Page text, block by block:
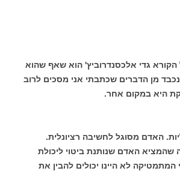
הקורא גדי אלכסנדרוביץ' הוא שאף שהוא
מן הדברים שכתבתי אני מסכים לרוב
היא במקום אחר.
האדם מסוגל לחשיבה רציונלית.
האדם שנותנת ביטוי ליכולת
המתמטיקה לא היינו יכולים להבין את